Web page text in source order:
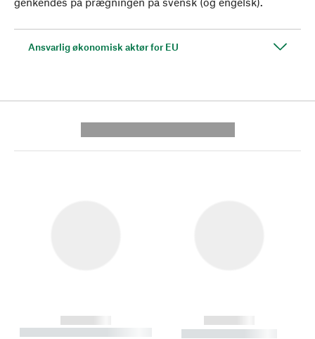
Ansvarlig økonomisk aktør for EU
------------
----------- ----------- --------
------------
----------- -----------